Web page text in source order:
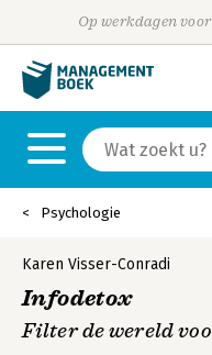
Op werkdagen
Psychologie
Karen Visser-Conradi
Infodetox
Filter de wereld